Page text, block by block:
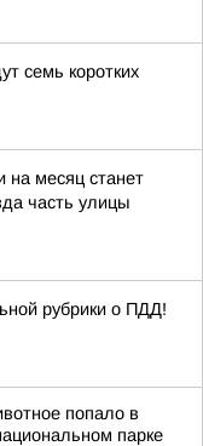
семь коротких
на месяц станет
часть улицы
рубрики о ПДД!
попало в
парке